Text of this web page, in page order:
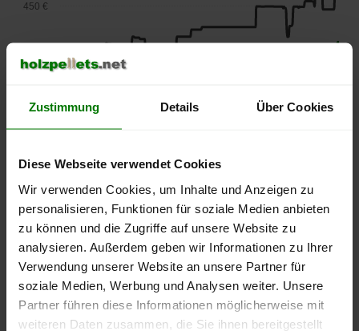
Zustimmung Details Über Cookies
Diese Webseite verwendet Cookies
Wir verwenden Cookies, um Inhalte und Anzeigen zu
personalisieren, Funktionen für soziale Medien anbieten
zu können und die Zugriffe auf unsere Website zu
analysieren. Außerdem geben wir Informationen zu Ihrer
Verwendung unserer Website an unsere Partner für
soziale Medien, Werbung und Analysen weiter. Unsere
Partner führen diese Informationen möglicherweise mit
weiteren Daten zusammen, die Sie ihnen bereitgestellt
lose Ware Sackware
September
2025
Januar
2026
Mai
2026
250 €
450 €
Die aktuelle Preisentwicklung für Holzpellets in Deutschland
können Sie jederzeit auf unsererPelletspreise-Seite
nachvollziehen.